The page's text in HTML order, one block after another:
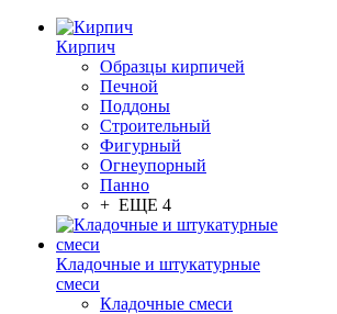
Кирпич
Образцы кирпичей
Печной
Поддоны
Строительный
Фигурный
Огнеупорный
Панно
+ ЕЩЕ 4
Кладочные и штукатурные
смеси
Кладочные смеси